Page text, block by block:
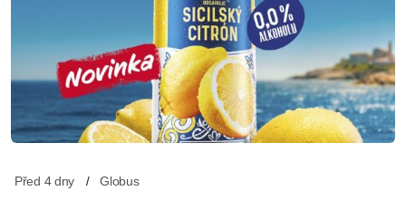
Před 4 dny Globus